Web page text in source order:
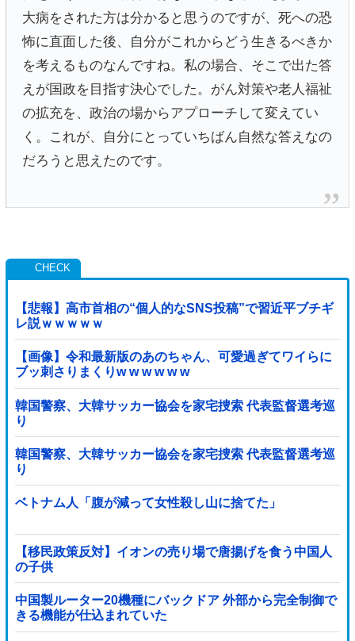
大病をされた方は分かると思うのですが、死への恐
怖に直面した後、自分がこれからどう生きるべきか
を考えるものなんですね。私の場合、そこで出た答
えが国政を目指す決心でした。がん対策や老人福祉
の拡充を、政治の場からアプローチして変えてい
く。これが、自分にとっていちばん自然な答えなの
だろうと思えたのです。
【悲報】高市首相の“個人的なSNS投稿”で習近平ブチギ
レ説ｗｗｗｗｗ
【画像】令和最新版のあのちゃん、可愛過ぎてワイらに
ブッ刺さりまくりw w w w w w
韓国警察、大韓サッカー協会を家宅捜索 代表監督選考巡
り
韓国警察、大韓サッカー協会を家宅捜索 代表監督選考巡
り
ベトナム人「腹が減って女性殺し山に捨てた」
【移民政策反対】イオンの売り場で唐揚げを食う中国人
の子供
中国製ルーター20機種にバックドア 外部から完全制御で
きる機能が仕込まれていた